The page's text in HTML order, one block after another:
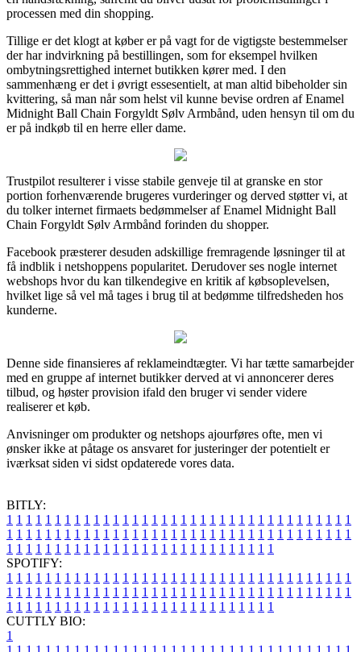
processen med din shopping.
Tillige er det klogt at køber er på vagt for de vigtigste bestemmelser
der har indvirkning på bestillingen, som for eksempel hvilken
ombytningsrettighed internet butikken kører med. I den
sammenhæng er det i øvrigt essesentielt, at man altid bibeholder sin
kvittering, så man når som helst vil kunne bevise ordren af Enamel
Midnight Ball Chain Forgyldt Sølv Armbånd, uden hensyn til om du
er på indkøb til en herre eller dame.
Trustpilot resulterer i visse stabile genveje til at granske en stor
portion forhenværende brugeres vurderinger og derved støtter vi, at
du tolker internet firmaets bedømmelser af Enamel Midnight Ball
Chain Forgyldt Sølv Armbånd forinden du shopper.
Facebook præsterer desuden adskillige fremragende løsninger til at
få indblik i netshoppens popularitet. Derudover ses nogle internet
webshops hvor du kan tilkendegive en kritik af købsoplevelsen,
hvilket lige så vel må tages i brug til at bedømme tilfredsheden hos
kunderne.
Denne side finansieres af reklameindtægter. Vi har tætte samarbejder
med en gruppe af internet butikker derved at vi annoncerer deres
tilbud, og høster provision ifald den bruger vi sender videre
realiserer et køb.
Anvisninger om produkter og netshops ajourføres ofte, men vi
ønsker ikke at påtage os ansvaret for justeringer der potentielt er
iværksat siden vi sidst opdaterede vores data.
BITLY:
1 1 1 1 1 1 1 1 1 1 1 1 1 1 1 1 1 1 1 1 1 1 1 1 1 1 1 1 1 1 1 1 1 1 1 1
1 1 1 1 1 1 1 1 1 1 1 1 1 1 1 1 1 1 1 1 1 1 1 1 1 1 1 1 1 1 1 1 1 1 1 1
1 1 1 1 1 1 1 1 1 1 1 1 1 1 1 1 1 1 1 1 1 1 1 1 1 1 1 1
SPOTIFY:
1 1 1 1 1 1 1 1 1 1 1 1 1 1 1 1 1 1 1 1 1 1 1 1 1 1 1 1 1 1 1 1 1 1 1 1
1 1 1 1 1 1 1 1 1 1 1 1 1 1 1 1 1 1 1 1 1 1 1 1 1 1 1 1 1 1 1 1 1 1 1 1
1 1 1 1 1 1 1 1 1 1 1 1 1 1 1 1 1 1 1 1 1 1 1 1 1 1 1 1
CUTTLY BIO:
1